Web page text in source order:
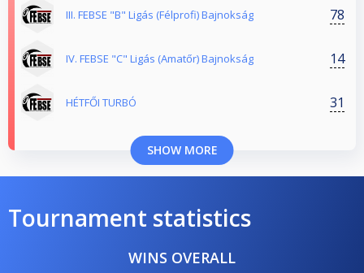
III. FEBSE "B" Ligás (Félprofi) Bajnokság 78
IV. FEBSE "C" Ligás (Amatőr) Bajnokság 14
HÉTFŐI TURBÓ 31
SHOW MORE
Tournament statistics
WINS OVERALL